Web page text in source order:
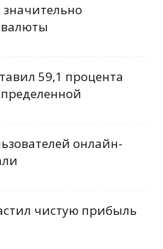
59,1 процента
онлайн-
чистую прибыль